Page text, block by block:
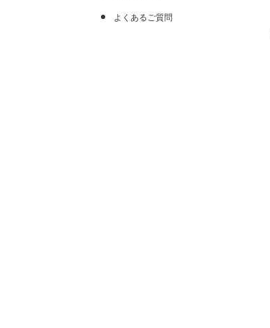
よくあるご質問